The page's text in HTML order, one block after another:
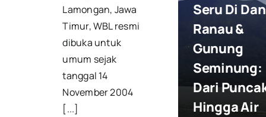
Lamongan, Jawa
Timur, WBL resmi
dibuka untuk
umum sejak
tanggal 14
November 2004
[...]
Seru Di
Ranau &
Gunung
Seminung:
Dari
Hingga Air